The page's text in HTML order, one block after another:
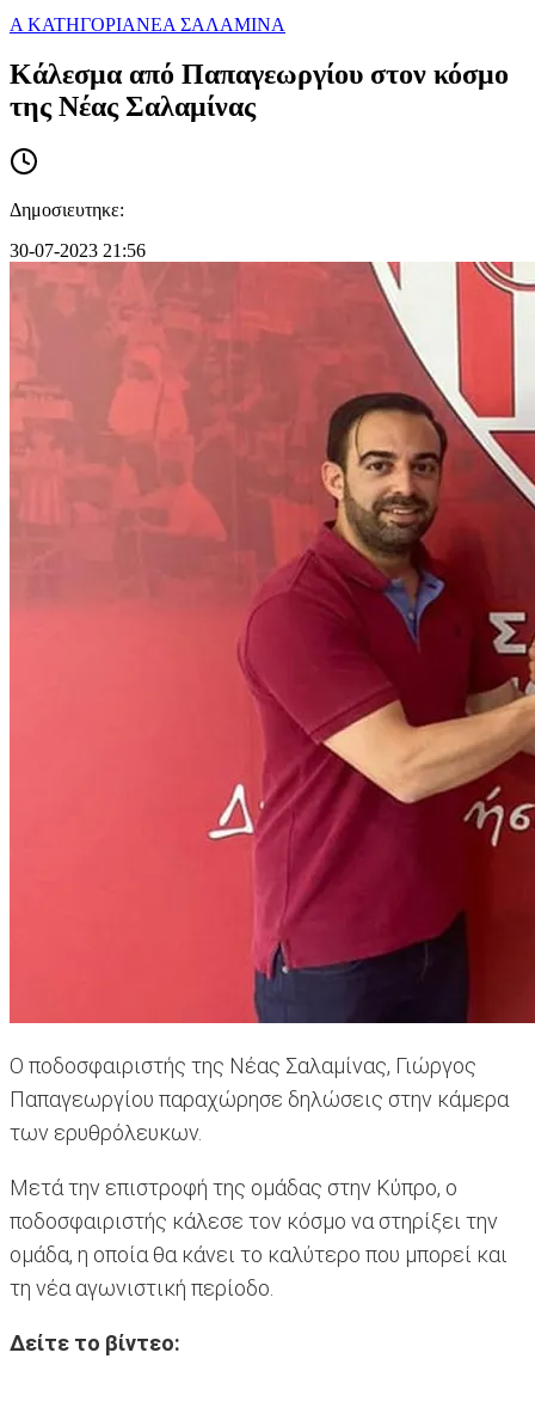
Α ΚΑΤΗΓΟΡΙΑΝΕΑ ΣΑΛΑΜΙΝΑ
Κάλεσμα από Παπαγεωργίου στον κόσμο
της Νέας Σαλαμίνας
Δημοσιευτηκε:
30-07-2023 21:56
Ο ποδοσφαιριστής της Νέας Σαλαμίνας, Γιώργος
Παπαγεωργίου παραχώρησε δηλώσεις στην κάμερα
των ερυθρόλευκων.
Μετά την επιστροφή της ομάδας στην Κύπρο, ο
ποδοσφαιριστής κάλεσε τον κόσμο να στηρίξει την
ομάδα, η οποία θα κάνει το καλύτερο που μπορεί και
τη νέα αγωνιστική περίοδο.
Δείτε το βίντεο: